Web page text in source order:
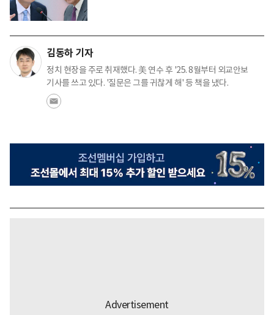
김동하 기자
정치 현장을 주로 취재했다. 美 연수 후 '25. 8월부터 외교안보
기사를 쓰고 있다. '질문은 그를 귀찮게 해' 등 책을 냈다.